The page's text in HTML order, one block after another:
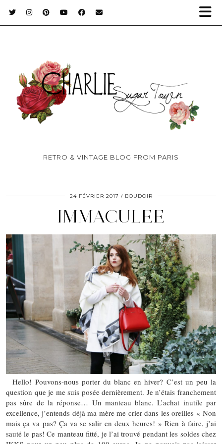
RETRO & VINTAGE BLOG FROM PARIS
24 FÉVRIER 2017 BOUDOIR
IMMACULEE
Hello! Pouvons-nous porter du blanc en hiver? C’est un peu la
question que je me suis posée dernièrement. Je n’étais franchement
pas sûre de la réponse… Un manteau blanc. L’achat inutile par
excellence, j’entends déjà ma mère me crier dans les oreilles « Non
mais ça va pas? Ça va se salir en deux heures! » Rien à faire, j’ai
sauté le pas! Ce manteau fitté, je l’ai trouvé pendant les soldes chez